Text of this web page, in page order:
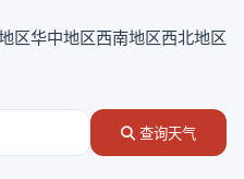
区华中地区西南地区西北地区
查询天气